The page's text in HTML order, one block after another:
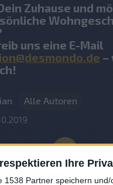
Ihre
1538 Partner speichern
Zuhause und
uns eine E-Mail
–
Alle Autoren